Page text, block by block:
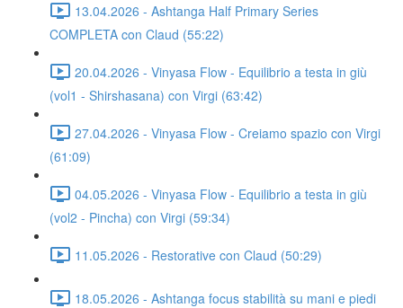
13.04.2026 - Ashtanga Half Primary Series
COMPLETA con Claud (55:22)
20.04.2026 - Vinyasa Flow - Equilibrio a testa in giù
(vol1 - Shirshasana) con Virgi (63:42)
27.04.2026 - Vinyasa Flow - Creiamo spazio con Virgi
(61:09)
04.05.2026 - Vinyasa Flow - Equilibrio a testa in giù
(vol2 - Pincha) con Virgi (59:34)
11.05.2026 - Restorative con Claud (50:29)
18.05.2026 - Ashtanga focus stabilità su mani e piedi